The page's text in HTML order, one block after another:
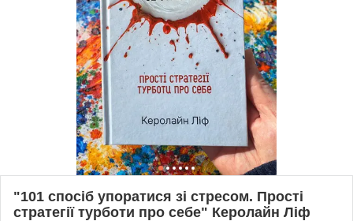
"101 спосіб упоратися зі стресом. Прості
стратегії турботи про себе" Керолайн Ліф